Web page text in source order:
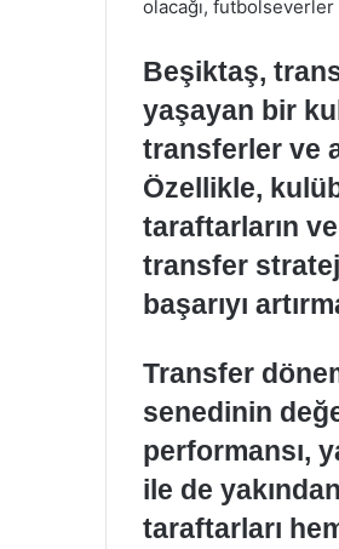
olacağı,
Beşiktaş,
yaşayan bir
transferler ve
Özellikle,
taraftarların
transfer
başarıyı
Transfer
senedinin
performansı,
ile de
taraftarları